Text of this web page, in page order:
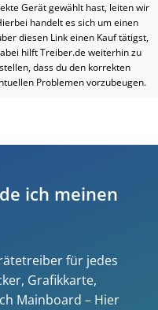
Gerät gewählt hast, leiten wir
handelt es sich um einen
diesen Link einen Kauf tätigst,
hilft Treiber.de weiterhin zu
dass du den korrekten
Problemen vorzubeugen.
ich meinen
für jedes
Grafikkarte,
Mainboard – Hier